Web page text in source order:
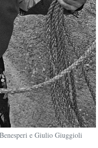
e Giulio Giuggioli